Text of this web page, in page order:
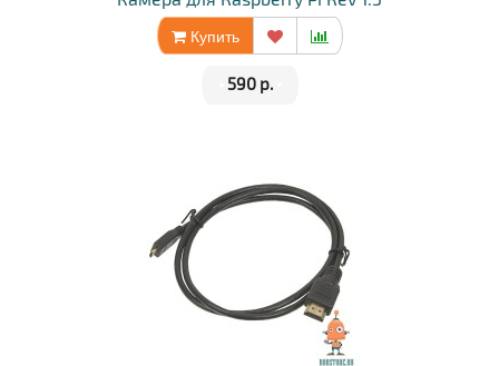
Купить
590 р.